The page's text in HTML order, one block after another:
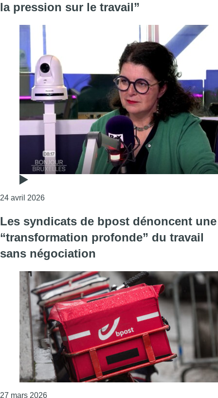
la pression sur le travail”
24 avril 2026Consulter l'article "Marie-Hélène Ska (CSC) veut
Les syndicats de bpost dénoncent une
“transformation profonde” du travail
sans négociation
27 mars 2026Consulter l'article "Les syndicats de bpost